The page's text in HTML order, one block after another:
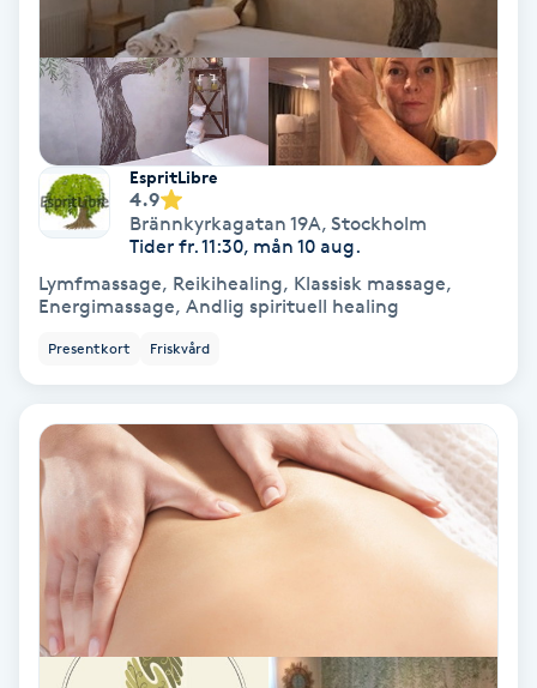
Enzympeeling
Extensions
Extensions borttagning
Eyeliner-tatuering
Face framing
Faceliftmassage
Fet hårbotten
Fettreducering
Fibromassage
Fillers
EspritLibre
4.9
Brännkyrkagatan 19A, Stockholm
Tider fr. 11:30, mån 10 aug.
Lymfmassage, Reikihealing, Klassisk massage,
Energimassage, Andlig spirituell healing
Presentkort Friskvård